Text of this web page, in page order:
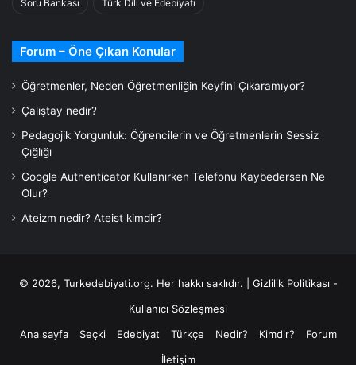
Soru Bankası Türk Dili ve Edebiyatı
Forum – Öne Çıkan Konular
Öğretmenler, Neden Öğretmenliğin Keyfini Çıkaramıyor?
Çalıştay nedir?
Pedagojik Yorgunluk: Öğrencilerin ve Öğretmenlerin Sessiz
Çığlığı
Google Authenticator Kullanırken Telefonu Kaybedersen Ne
Olur?
Ateizm nedir? Ateist kimdir?
© 2026, Turkedebiyati.org. Her hakkı saklıdır. | Gizlilik Politikası -
Kullanıcı Sözleşmesi
Ana sayfa
Seçki Edebiyat Türkçe Nedir? Kimdir?
Forum
İletişim